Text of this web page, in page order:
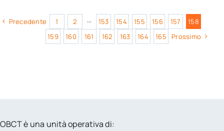
Precedente 1 2 ··· 153 154 155 156 157
158
159
160 161 162 163 164 165 Prossimo
OBCT è una unità operativa di: